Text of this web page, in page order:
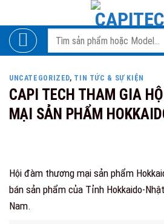
to
content
for:
UNCATEGORIZED, TIN TỨC & SỰ KIỆN
CAPI TECH THAM GIA
MẠI SẢN PHẨM
Hội đàm thương mại sản phẩm
bán sản phẩm của Tỉnh Hokkaido-
Nam.